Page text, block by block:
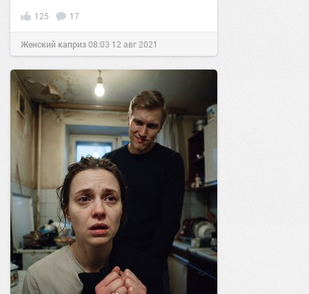
125 17
Женский каприз08:03 12 авг 2021